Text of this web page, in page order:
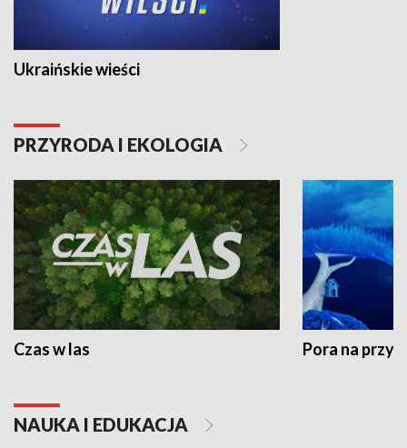
Ukraińskie wieści
PRZYRODA I EKOLOGIA
Czas w las Pora na
NAUKA I EDUKACJA